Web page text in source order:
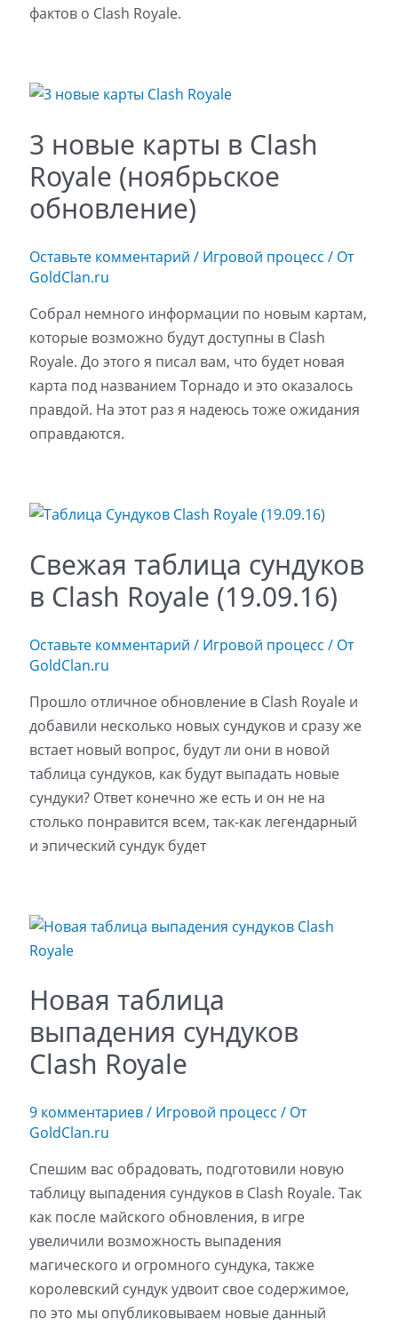
фактов о Clash Royale.
3 новые карты в Clash
Royale (ноябрьское
обновление)
Оставьте комментарий / Игровой процесс / От
GoldClan.ru
Собрал немного информации по новым картам,
которые возможно будут доступны в Clash
Royale. До этого я писал вам, что будет новая
карта под названием Торнадо и это оказалось
правдой. На этот раз я надеюсь тоже ожидания
оправдаются.
Свежая таблица сундуков
в Clash Royale (19.09.16)
Оставьте комментарий / Игровой процесс / От
GoldClan.ru
Прошло отличное обновление в Clash Royale и
добавили несколько новых сундуков и сразу же
встает новый вопрос, будут ли они в новой
таблица сундуков, как будут выпадать новые
сундуки? Ответ конечно же есть и он не на
столько понравится всем, так-как легендарный
и эпический сундук будет
Новая таблица
выпадения сундуков
Clash Royale
9 комментариев/ Игровой процесс / От
GoldClan.ru
Спешим вас обрадовать, подготовили новую
таблицу выпадения сундуков в Clash Royale. Так
как после майского обновления, в игре
увеличили возможность выпадения
магического и огромного сундука, также
королевский сундук удвоит свое содержимое,
по это мы опубликовываем новые данный